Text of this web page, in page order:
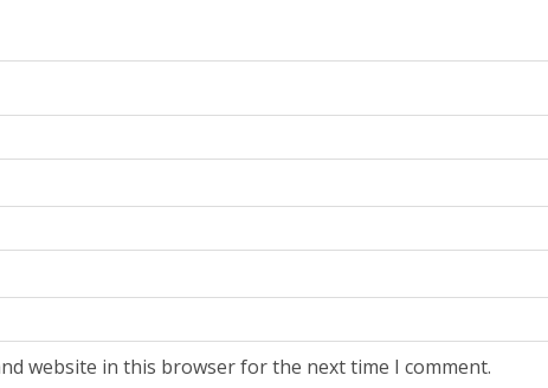
website in this browser for the next time I comment.